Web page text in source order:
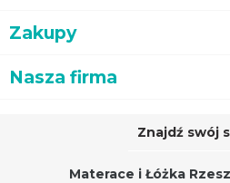
Zakupy
Nasza firma
Znajdź swój
Materace i Łóżka